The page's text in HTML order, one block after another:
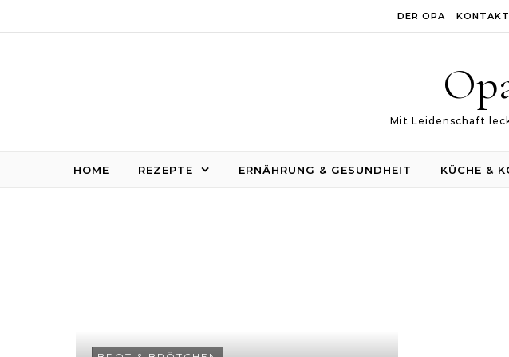
DER OPA KONTAKT
Mit Leidenschaft
HOME REZEPTE ERNÄHRUNG & GESUNDHEIT KÜCHE &